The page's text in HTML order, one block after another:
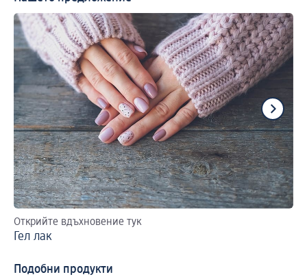
Открийте вдъхновение тук
Гел лак
Подобни продукти